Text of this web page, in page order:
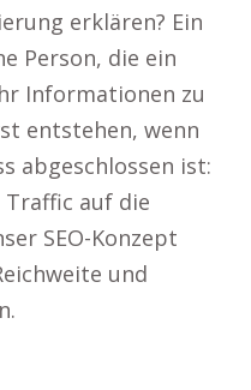
erklären? Ein
Person, die ein
Informationen zu
entstehen, wenn
abgeschlossen ist:
Traffic auf die
SEO-Konzept
und